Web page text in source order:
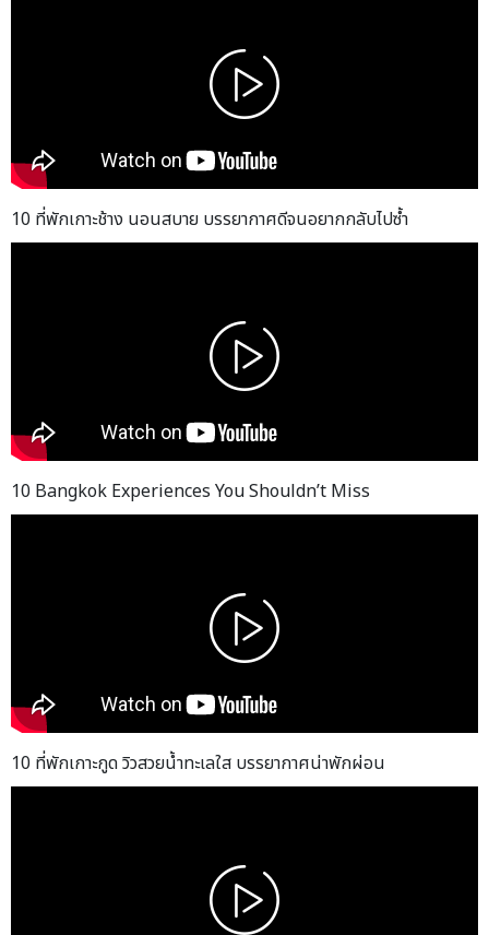
10 ที่พักเกาะช้าง นอนสบาย บรรยากาศดีจนอยากกลับไปซ้ำ
10 Bangkok Experiences You Shouldn’t Miss
10 ที่พักเกาะกูด วิวสวยน้ำทะเลใส บรรยากาศน่าพักผ่อน